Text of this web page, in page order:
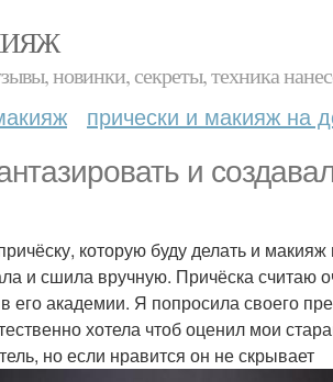
новинки, секреты, техника
прически и макияж на
и
которую буду делать и
и сшила вручную. Причёска считаю
его академии. Я попросила своего
хотела чтоб оценил мои
но если нравится он не скрывает